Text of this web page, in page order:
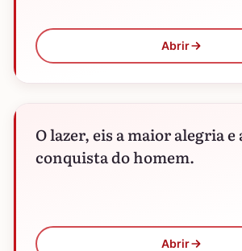
Abrir
O lazer, eis a maior alegria e
conquista do homem.
Abrir